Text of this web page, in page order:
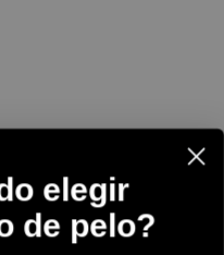
elegir
de pelo?